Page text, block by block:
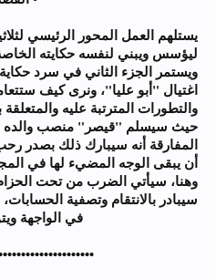
يستلهم العمل المحور الرئيسي
ليؤسس ويبني لنفسه حكايته
ويستمر الجزء الثاني في سرد
اغتيال "أبو عليا"، ونرى كيف
والتطورات المترتبة عليه
حيث سيسلم "قيصر" منصب والده
المفارقة أنه سيبارك ذلك بصدر
أن يبقى الوجه المضيء لها في
وهنا، سيأتي الضرب من تحت
سيبادر بالانتقام وتصفية
في الواجهة